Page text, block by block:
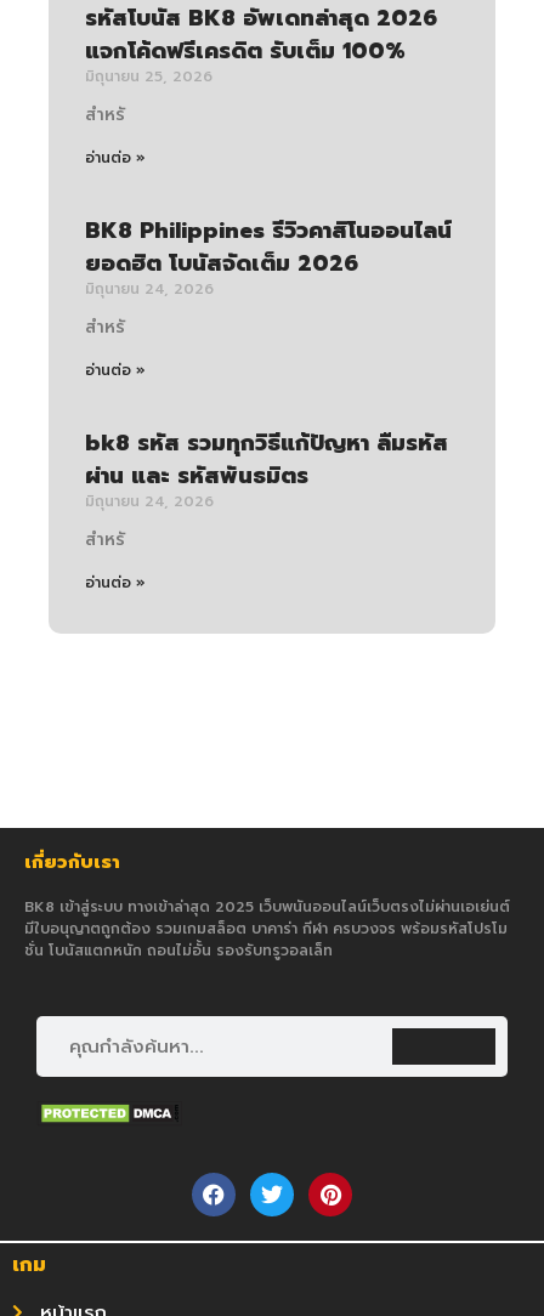
รหัสโบนัส BK8 อัพเดทล่าสุด 2026
แจกโค้ดฟรีเครดิต รับเต็ม 100%
มิถุนายน 25, 2026
สำหรั
อ่านต่อ »
BK8 Philippines รีวิวคาสิโนออนไลน์
ยอดฮิต โบนัสจัดเต็ม 2026
มิถุนายน 24, 2026
สำหรั
อ่านต่อ »
bk8 รหัส รวมทุกวิธีแก้ปัญหา ลืมรหัส
ผ่าน และ รหัสพันธมิตร
มิถุนายน 24, 2026
สำหรั
อ่านต่อ »
เกี่ยวกับเรา
BK8 เข้าสู่ระบบ ทางเข้าล่าสุด 2025 เว็บพนันออนไลน์เว็บตรงไม่ผ่านเอเย่นต์
มีใบอนุญาตถูกต้อง รวมเกมสล็อต บาคาร่า กีฬา ครบวงจร พร้อมรหัสโปรโม
ชั่น โบนัสแตกหนัก ถอนไม่อั้น รองรับทรูวอลเล็ท
เกม